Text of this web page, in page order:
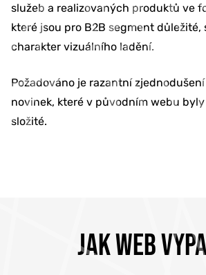
služeb a realizovaných produktů ve
které jsou pro B2B segment důležité,
charakter vizuálního ladění.
Požadováno je razantní
novinek, které v původním webu
složité.
JAK WEB